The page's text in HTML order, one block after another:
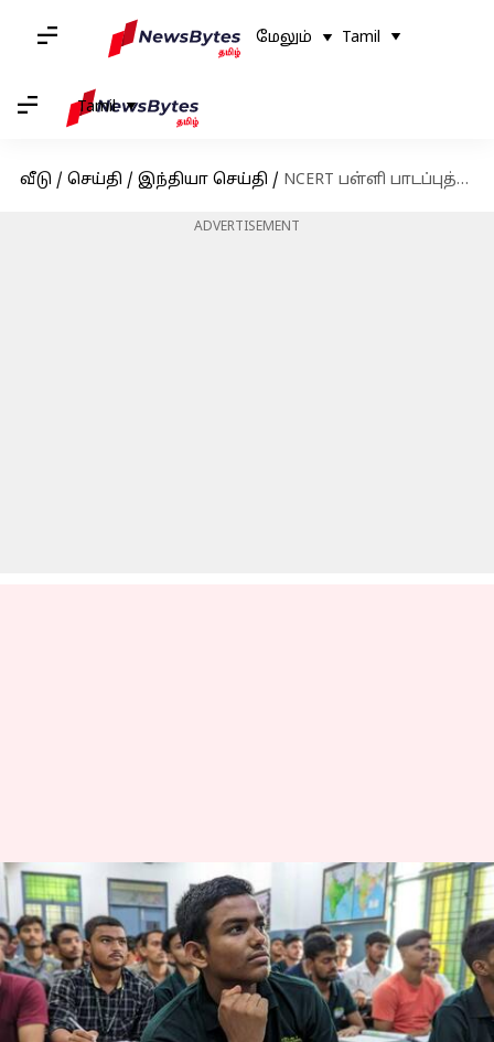
மேலும் Tamil
Tamil
வீடு / செய்தி / இந்தியா செய்தி / NCERT பள்ளி பாடப்புத்தகங்களில் இருந்து நீக்கப்பட்ட தலைப்புகளின் விவரங்கள்
ADVERTISEMENT
NCERT பள்ளி
பாடப்புத்தகங்களில்
இருந்து நீக்கப்பட்ட
தலைப்புகளின்
விவரங்கள்